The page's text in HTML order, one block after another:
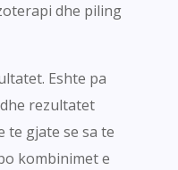
dhe piling
Eshte pa
rezultatet
te gjate se sa te
kombinimet e